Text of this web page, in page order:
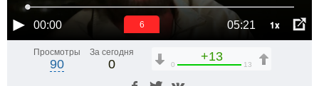
00:00 05:21 1x
6
Просмотры
90
За сегодня
0
+13
0 13